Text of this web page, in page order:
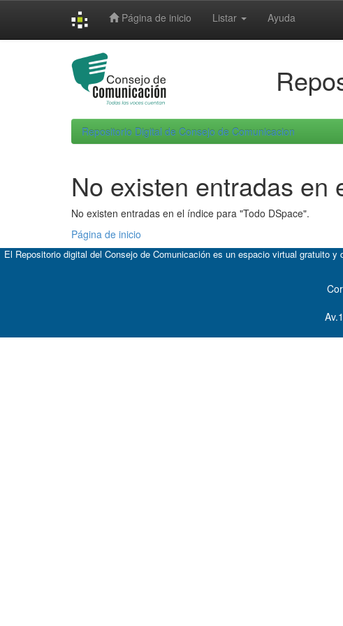
Página de inicio Listar Ayuda
Repositorio Digital de Consejo de Comunicacion
No existen entradas en
No existen entradas en el índice para "Todo DSpace".
Página de inicio
El Repositorio digital del Consejo de Comunicación es un espacio virtual gratuito